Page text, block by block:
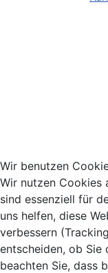
Wir benutzen
Wir nutzen Cookies
sind essenziell für
uns helfen, diese
verbessern
entscheiden, ob Sie
beachten Sie, dass